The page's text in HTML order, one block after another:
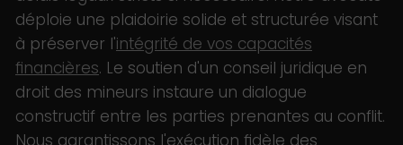
déploie une plaidoirie solide et structurée visant
à préserver l'intégrité de vos capacités
financières. Le soutien d'un conseil juridique en
droit des mineurs instaure un dialogue
constructif entre les parties prenantes au conflit.
Nous garantissons l'exécution fidèle des